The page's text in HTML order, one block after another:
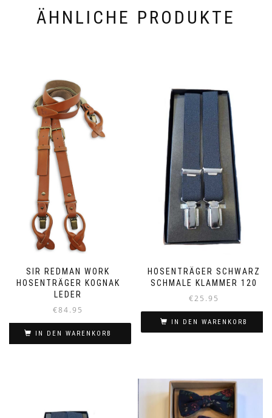
ÄHNLICHE PRODUKTE
SIR REDMAN WORK
HOSENTRÄGER KOGNAK
LEDER
€84.95
IN DEN WARENKORB
HOSENTRÄGER SCHWARZ
SCHMALE KLAMMER 120
€25.95
IN DEN WARENKORB